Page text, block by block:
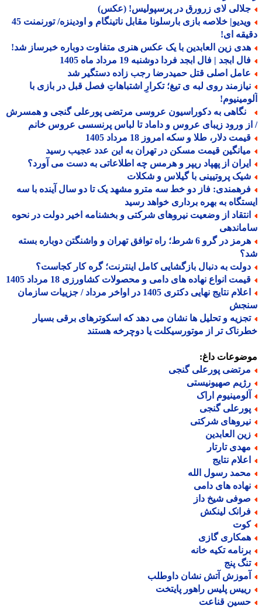
لای زرورق در پرسپولیس! (عکس)
ویدیو| خلاصه بازی بارسلونا مقابل ناتینگام و اودینزه/ تورنمنت 45
ای!
زین العابدین با یک عکس هنری متفاوت دوباره خبرساز شد!
ابجد | فال ابجد فردا دوشنبه 19 مرداد ماه 1405
اصلی قتل حمیدرضا رجب زاده دستگیر شد
روی لبه ی تیغ؛ تکرارِ اشتباهاتِ فصل قبل در بازی با
به دکوراسیون عروسی مرتضی پورعلی گنجی و همسرش
ورود زیبای عروس و داماد تا لباس پرنسسی عروس خانم
دلار، طلا و سکه امروز 18 مرداد 1405
قیمت مسکن در تهران به این عدد عجیب رسید
از پهپاد ریپر و هرمس چه اطلاعاتی به دست می آورد؟
پروتیینی با گیلاس و شکلات
فاز دو خط سه مترو مشهد یک تا دو سال آینده با سه
به بهره برداری خواهد رسید
از وضعیت نیروهای شرکتی و بخشنامه اخیر دولت در نحوه
هرمز در گرو 6 شرط؛ راه توافق تهران و واشنگتن دوباره بسته
به دنبال بازگشایی کامل اینترنت؛ گره کار کجاست؟
انواع نهاده های دامی و محصولات کشاورزی 18 مرداد 1405
اعلام نتایج نهایی دکتری 1405 در اواخر مرداد / جزییات سازمان
و تحلیل ها نشان می دهد که اسکوترهای برقی بسیار
تر از موتورسیکلت یا دوچرخه هستند
داغ:
پورعلی گنجی
صهیونیستی
اراک
گنجی
شرکتی
العابدین
تارتار
نتایج
رسول الله
های دامی
شیخ داز
لینکش
گازی
تکیه خانه
پنج
آتش نشان داوطلب
پلیس راهور پایتخت
قناعت